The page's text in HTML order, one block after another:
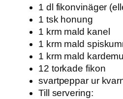
1 dl fikonvinäger
1 tsk honung
1 krm mald kanel
1 krm mald
1 krm mald
12 torkade fikon
svartpeppar ur
Till servering: